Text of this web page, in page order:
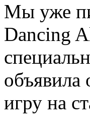
Мы уже
Dancing
объявила
игру на